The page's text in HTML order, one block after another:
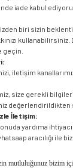
iade kabul
biri sizin
iletişim
size gerekli bilgileri
değerlendirildikten
İletişim:
yardıma
aracılığı ile
mutluluğunuz bizim